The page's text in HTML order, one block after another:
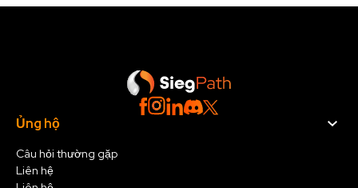
Ủng hộ
Câu hỏi thường gặp
Liên hệ